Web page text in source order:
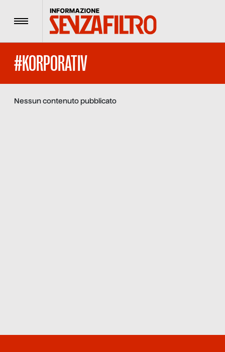
Menu
#KORPORATIV
Nessun contenuto pubblicato